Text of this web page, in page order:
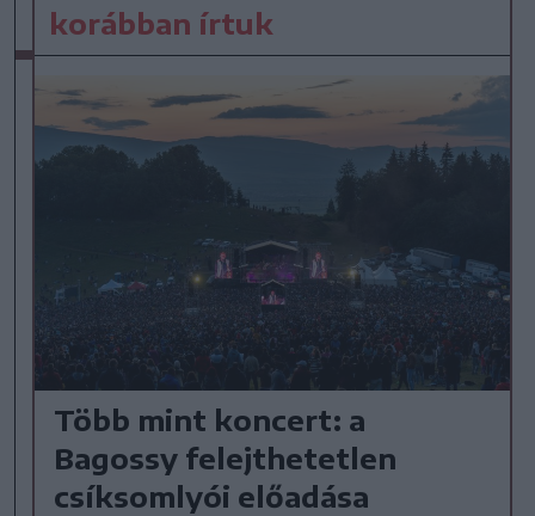
korábban írtuk
Több mint koncert: a
Bagossy felejthetetlen
csíksomlyói előadása